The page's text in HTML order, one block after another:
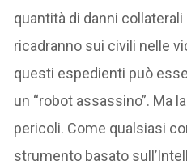
quantità di danni
ricadranno sui civili nelle
questi espedienti può
un “robot assassino”. Ma
pericoli. Come qualsiasi
strumento basato